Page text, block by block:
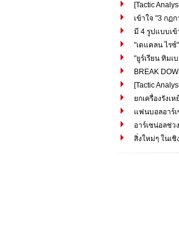
[Tactic
เข้าใจ "3 กฏ
มี 4 รูปแบบเข้
"เดแคลน ไร
"ยูร์เรียน ทิม
BREAK
[Tactic
ยกเครื่องรังเ
แฟนบอลอาร์เ
อาร์เซน่อลช่ว
สิ่งใหม่ๆ ในเ